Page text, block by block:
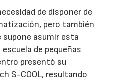
de disponer de
pero también
supone asumir esta
de pequeñas
presentó su
S-COOL, resultando